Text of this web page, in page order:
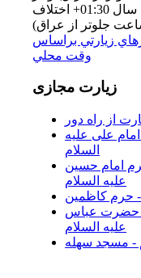
شش ماهه اول سال 01:30+ اختلاف
جلوتر از عراق)
زيارتي براساس
وقت محلي
زیارت مجازی
از راه دور
علی علیه
السلام
امام حسین
علیه السلام
حرم کاظمین
حضرت عباس
علیه السلام
- مسجد سهله